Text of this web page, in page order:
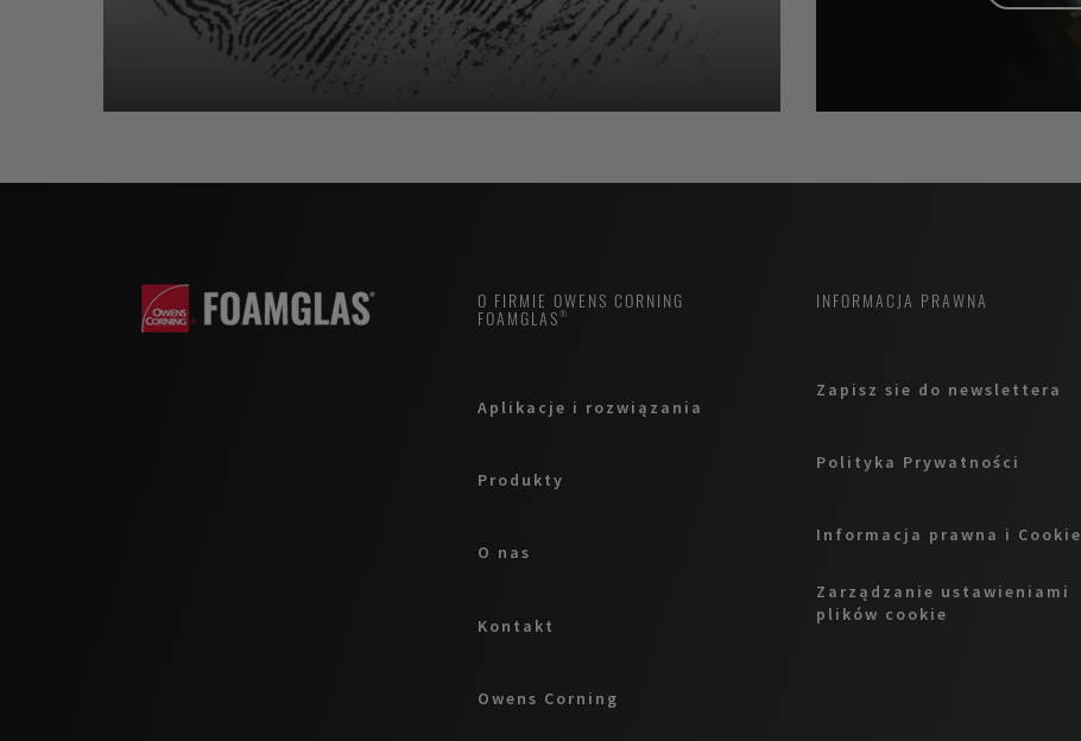
O FIRMIE OWENS CORNING
FOAMGLAS®
Aplikacje i rozwiązania
Produkty
O nas
Kontakt
Owens Corning
INFORMACJA PRAWNA
Zapisz sie do newslettera
Polityka Prywatności
Informacja prawna i Cookie
Zarządzanie ustawieniami
plików cookie